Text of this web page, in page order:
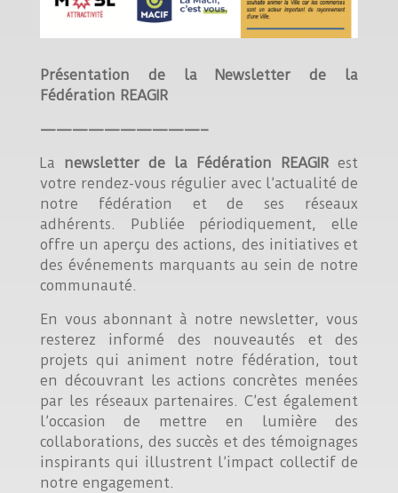
Présentation de la Newsletter de la
Fédération REAGIR
——————————–
La newsletter de la Fédération REAGIR est
votre rendez-vous régulier avec l’actualité de
notre fédération et de ses réseaux
adhérents. Publiée périodiquement, elle
offre un aperçu des actions, des initiatives et
des événements marquants au sein de notre
communauté.
En vous abonnant à notre newsletter, vous
resterez informé des nouveautés et des
projets qui animent notre fédération, tout
en découvrant les actions concrètes menées
par les réseaux partenaires. C’est également
l’occasion de mettre en lumière des
collaborations, des succès et des témoignages
inspirants qui illustrent l’impact collectif de
notre engagement.